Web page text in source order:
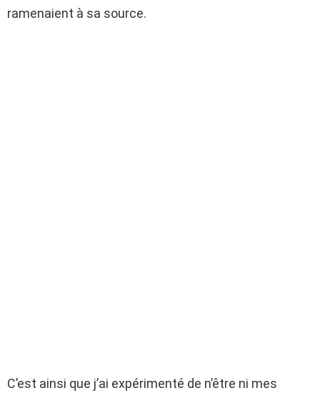
ramenaient à sa source.
C’est ainsi que j’ai expérimenté de n’être ni mes